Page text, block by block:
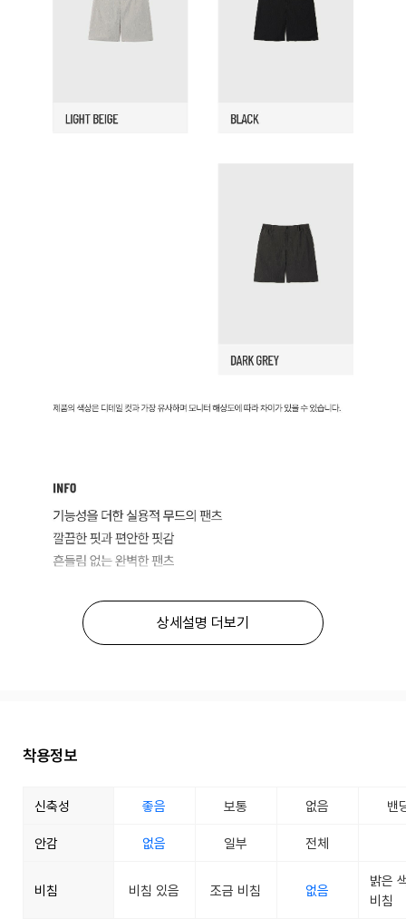
상세설명 더보기
착용정보
신축성 좋음 보통 없음 밴
안감 없음 일부 전체
비침 비침 있음 조금 비침 없음
밝은
비침